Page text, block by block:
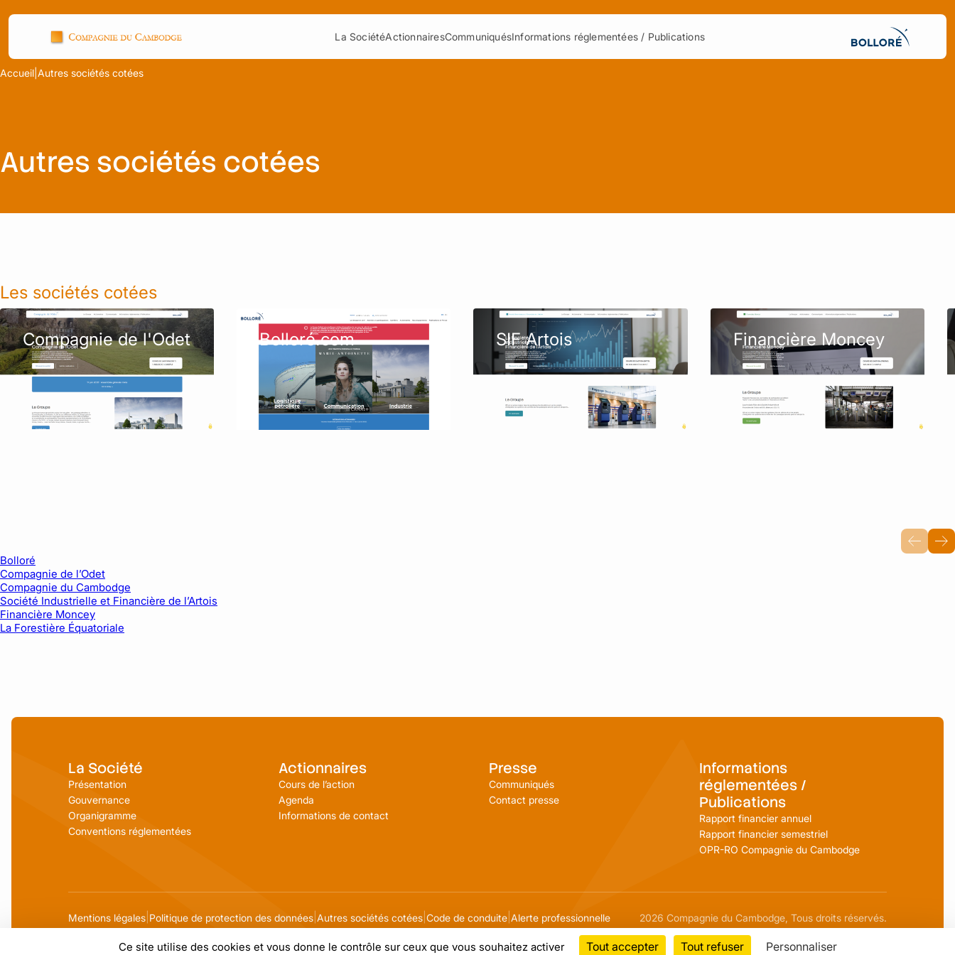
au
La SociétéActionnairesCommuniquésInformations réglementées / Publications
Accueil Autres sociétés cotées
Autres sociétés cotées
Les sociétés cotées
Compagnie de l'Odet Bolloré.com SIF Artois Financière Moncey
Bolloré
Compagnie de l’Odet
Compagnie du Cambodge
Société Industrielle et Financière de l’Artois
Financière Moncey
La Forestière Équatoriale
La Société
Présentation
Gouvernance
Organigramme
Conventions réglementées
Actionnaires
Cours de l’action
Agenda
Informations de contact
Presse
Communiqués
Contact presse
Informations
réglementées /
Publications
Rapport financier annuel
Rapport financier semestriel
OPR-RO Compagnie du Cambodge
Mentions légales Politique de protection des données Autres sociétés cotées Code de conduite Alerte professionnelle 2026 Compagnie du Cambodge, Tous droits réservés.
Ce site utilise des cookies et vous donne le contrôle sur ceux que vous souhaitez activer Tout accepter Tout refuser Personnaliser